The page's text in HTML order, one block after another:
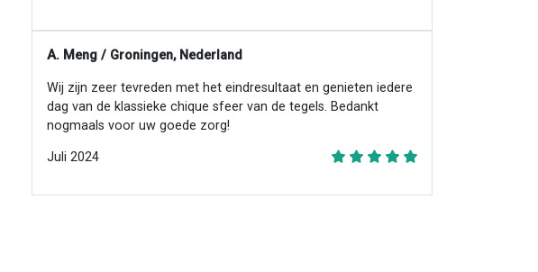
A. Meng / Groningen, Nederland
Wij zijn zeer tevreden met het eindresultaat en genieten iedere
dag van de klassieke chique sfeer van de tegels. Bedankt
nogmaals voor uw goede zorg!
Juli 2024